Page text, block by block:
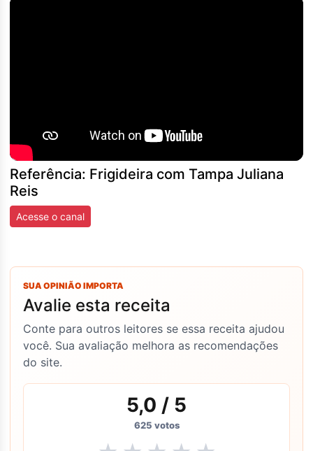
Referência: Frigideira com Tampa Juliana
Reis
Acesse o canal
SUA OPINIÃO IMPORTA
Avalie esta receita
Conte para outros leitores se essa receita ajudou
você. Sua avaliação melhora as recomendações
do site.
5,0 / 5
625 votos